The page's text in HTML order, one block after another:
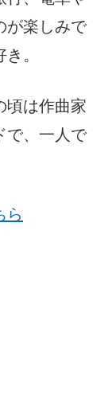
が楽しみで
。
頃は作曲家
で、一人で
ら